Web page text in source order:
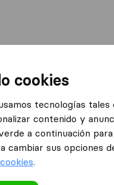
Sebadal
cookies
tecnologías
contenido y
a continuación
cambiar sus opciones
.